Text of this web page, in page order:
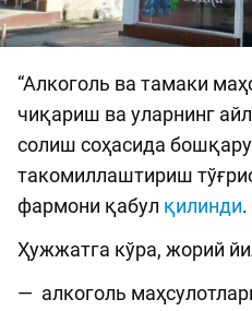
“Алкоголь ва тамаки
чиқариш ва уларнинг
солиш соҳасида
такомиллаштириш
фармони қабул қилинди.
Ҳужжатга кўра, жорий
— алкоголь